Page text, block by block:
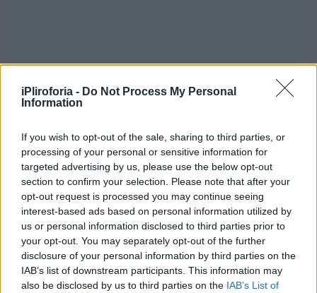
iPliroforia - Do Not Process My Personal
Information
If you wish to opt-out of the sale, sharing to third parties, or
processing of your personal or sensitive information for
targeted advertising by us, please use the below opt-out
section to confirm your selection. Please note that after your
opt-out request is processed you may continue seeing
interest-based ads based on personal information utilized by
us or personal information disclosed to third parties prior to
your opt-out. You may separately opt-out of the further
disclosure of your personal information by third parties on the
IAB’s list of downstream participants. This information may
also be disclosed by us to third parties on the IAB’s List of
Συνεντεύξεις 18/11/2025
Δήμητρα Δερζέκου: «Λέω τη δική μου
αλήθεια»
Συνεντεύξεις 18/11/2025